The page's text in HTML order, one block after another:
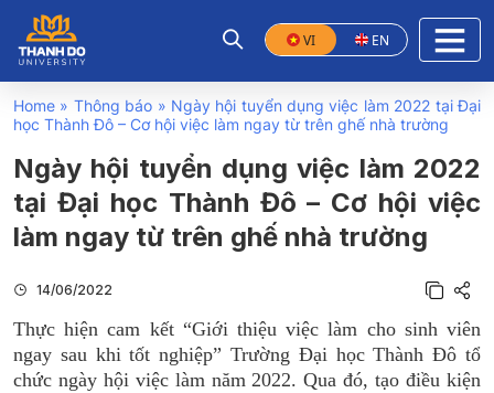
VI EN
Home » Thông báo » Ngày hội tuyển dụng việc làm 2022 tại Đại
học Thành Đô – Cơ hội việc làm ngay từ trên ghế nhà trường
Ngày hội tuyển dụng việc làm 2022
tại Đại học Thành Đô – Cơ hội việc
làm ngay từ trên ghế nhà trường
14/06/2022
Thực hiện cam kết “Giới thiệu việc làm cho sinh viên
ngay sau khi tốt nghiệp” Trường Đại học Thành Đô tổ
chức ngày hội việc làm năm 2022. Qua đó, tạo điều kiện